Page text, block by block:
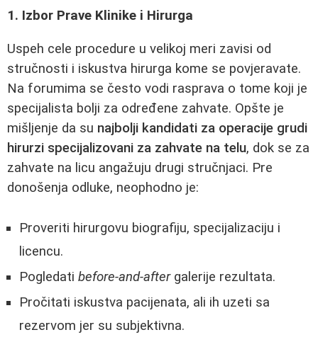
1. Izbor Prave Klinike i Hirurga
Uspeh cele procedure u velikoj meri zavisi od
stručnosti i iskustva hirurga kome se povjeravate.
Na forumima se često vodi rasprava o tome koji je
specijalista bolji za određene zahvate. Opšte je
mišljenje da su najbolji kandidati za operacije grudi
hirurzi specijalizovani za zahvate na telu, dok se za
zahvate na licu angažuju drugi stručnjaci. Pre
donošenja odluke, neophodno je:
Proveriti hirurgovu biografiju, specijalizaciju i
licencu.
Pogledati before-and-aftergalerije rezultata.
Pročitati iskustva pacijenata, ali ih uzeti sa
rezervom jer su subjektivna.